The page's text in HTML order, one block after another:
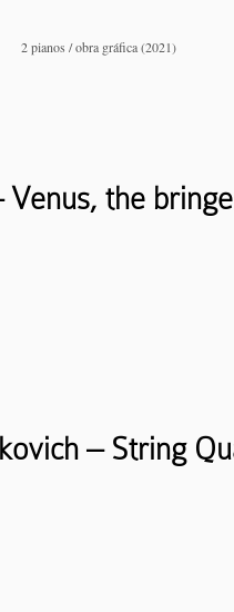
2 pianos / obra gráfica (2021)
Venus, the
– String